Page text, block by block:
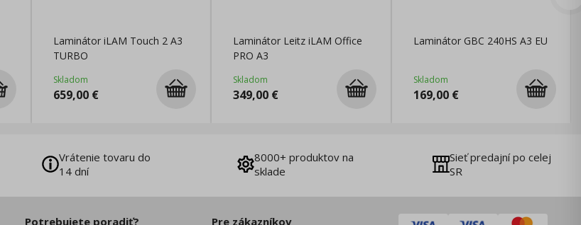
Laminátor iLAM Touch 2 A3
TURBO
Skladom
659,00€
Laminátor Leitz iLAM Office
PRO A3
Skladom
349,00 €
Laminátor GBC 240HS A3 EU
Skladom
169,00€
Vrátenie tovaru do
14 dní
8000+ produktov na
sklade
Sieť predajní po celej
SR
Potrebujete poradiť? Pre zákazníkov